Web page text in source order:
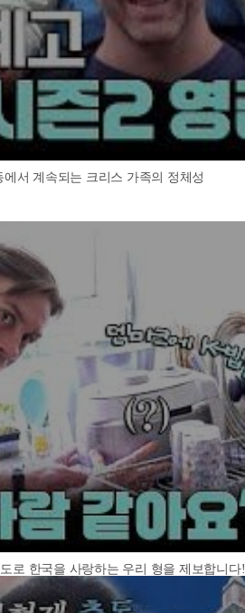
서 계속되는 크리스 가족의 정체성
로 한국을 사랑하는 우리 형을 제보합니다!